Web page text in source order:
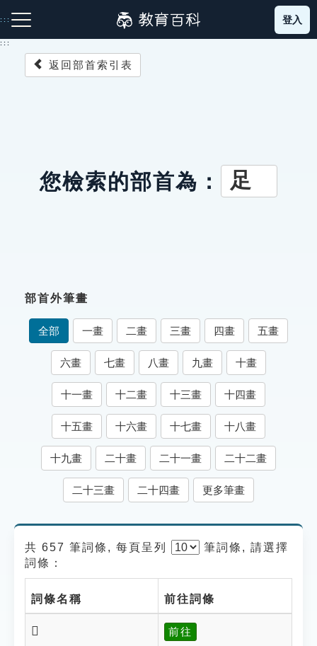
到
主
:::
成語故事
索引選單
知識索引
單字索引
生命大百科索引
遊戲專區
貓頭鷹博士
登入
:::
返回部首索引表
您檢索的部首為： 足
部首外筆畫
全部 一畫 二畫 三畫 四畫 五畫
六畫 七畫 八畫 九畫 十畫
十一畫 十二畫 十三畫 十四畫
十五畫 十六畫 十七畫 十八畫
十九畫 二十畫 二十一畫 二十二畫
二十三畫 二十四畫 更多筆畫
共 657 筆詞條, 每頁呈列 筆詞條, 請選擇
詞條：
詞條名稱 前往詞條
𨅩 前往